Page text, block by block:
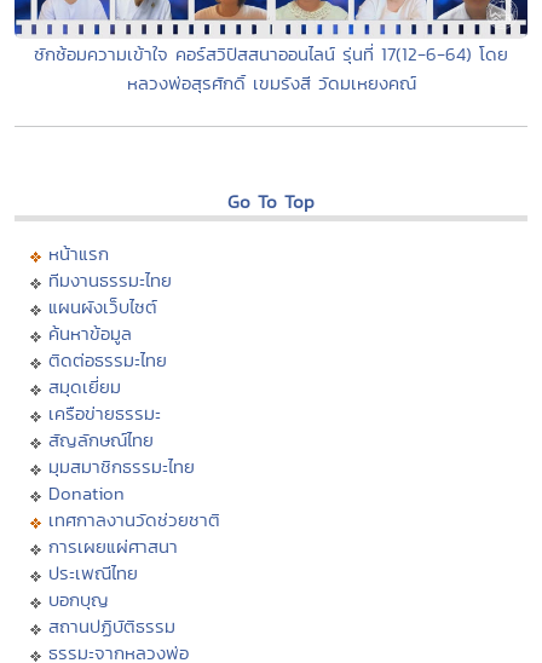
ซักซ้อมความเข้าใจ คอร์สวิปัสสนาออนไลน์ รุ่นที่ 17(12-6-64) โดย
หลวงพ่อสุรศักดิ์ เขมรังสี วัดมเหยงคณ์
Go To Top
หน้าแรก
ทีมงานธรรมะไทย
แผนผังเว็บไซต์
ค้นหาข้อมูล
ติดต่อธรรมะไทย
สมุดเยี่ยม
เครือข่ายธรรมะ
สัญลักษณ์ไทย
มุมสมาชิกธรรมะไทย
Donation
เทศกาลงานวัดช่วยชาติ
การเผยแผ่ศาสนา
ประเพณีไทย
บอกบุญ
สถานปฏิบัติธรรม
ธรรมะจากหลวงพ่อ